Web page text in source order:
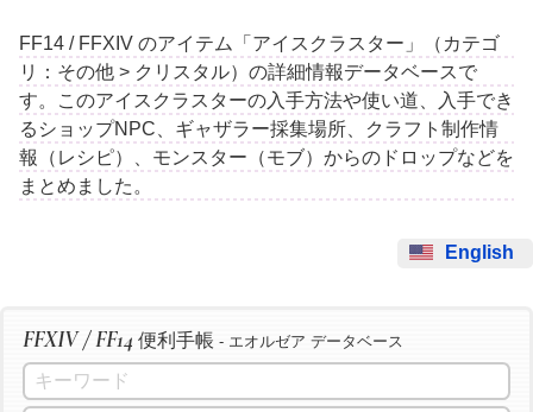
FF14 / FFXIV のアイテム「アイスクラスター」（カテゴ
リ：その他 > クリスタル）の詳細情報データベースで
す。このアイスクラスターの入手方法や使い道、入手でき
るショップNPC、ギャザラー採集場所、クラフト制作情
報（レシピ）、モンスター（モブ）からのドロップなどを
まとめました。
English
FFXIV / FF14 便利手帳 - エオルゼア データベース